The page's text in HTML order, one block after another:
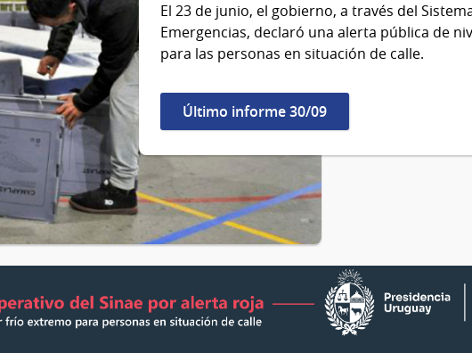
El 23 de junio, el gobierno, a través del
Emergencias, declaró una alerta pública de
para las personas en situación de calle.
Último informe 30/09